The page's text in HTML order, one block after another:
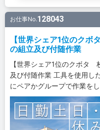
お仕事No.128043
【世界シェア1位のク
の組立及び付随作業
【世界シェア1位のクボタ
及び付随作業 工具を使用し
にペアかグループで作業を